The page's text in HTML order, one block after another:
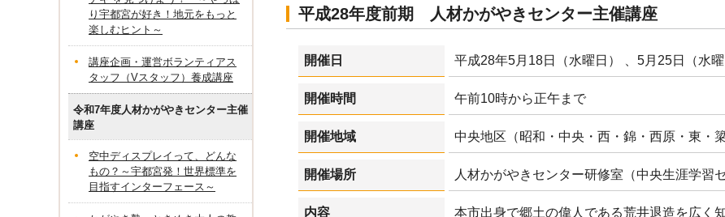
平成28年度前期 人材かがやきセンター主催講座
開催日 平成28年5月18日（水曜日） 、5月25日（水
開催時間 午前10時から正午まで
開催地域 中央地区（昭和・中央・西・錦・西原・東・簗
開催場所 人材かがやきセンター研修室（中央生涯学習
内容
本市出身で郷土の偉人である荒井退造を広く
り宇都宮が好き！地元をもっと
楽しむヒント～
講座企画・運営ボランティアス
タッフ（Vスタッフ）養成講座
令和7年度人材かがやきセンター主催
講座
空中ディスプレイって、どんな
もの？～宇都宮発！世界標準を
目指すインターフェース～